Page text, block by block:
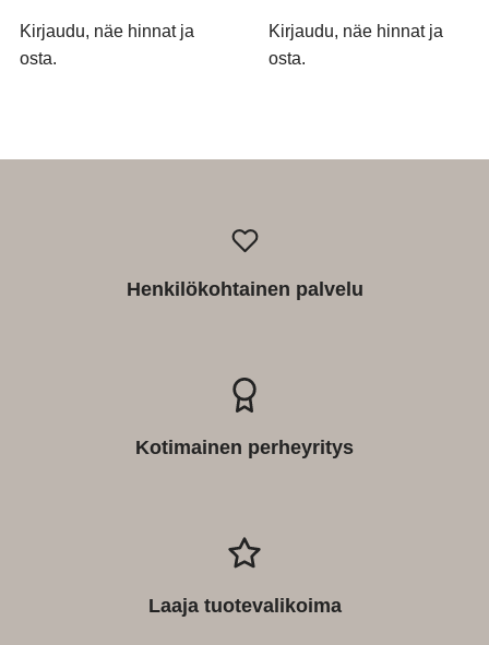
Kirjaudu, näe hinnat ja
osta.
Kirjaudu, näe hinnat ja
osta.
Henkilökohtainen palvelu
Kotimainen perheyritys
Laaja tuotevalikoima